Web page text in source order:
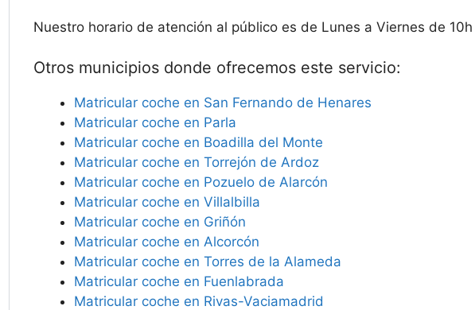
Nuestro horario de atención al público es de Lunes a Viernes de
Otros municipios donde ofrecemos este servicio:
Matricular coche en San Fernando de Henares
Matricular coche en Parla
Matricular coche en Boadilla del Monte
Matricular coche en Torrejón de Ardoz
Matricular coche en Pozuelo de Alarcón
Matricular coche en Villalbilla
Matricular coche en Griñón
Matricular coche en Alcorcón
Matricular coche en Torres de la Alameda
Matricular coche en Fuenlabrada
Matricular coche en Rivas-Vaciamadrid